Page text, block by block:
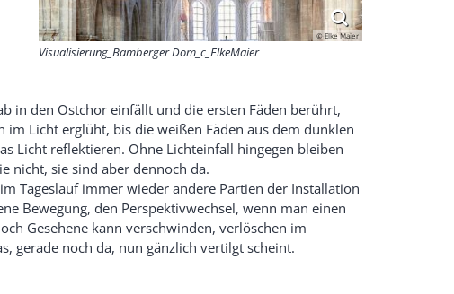
© Elke Maier
Visualisierung_Bamberger Dom_c_ElkeMaier
in den Ostchor einfällt und die ersten Fäden berührt,
Licht erglüht, bis die weißen Fäden aus dem dunklen
Licht reflektieren. Ohne Lichteinfall hingegen bleiben
nicht, sie sind aber dennoch da.
Tageslauf immer wieder andere Partien der Installation
Bewegung, den Perspektivwechsel, wenn man einen
Gesehene kann verschwinden, verlöschen im
gerade noch da, nun gänzlich vertilgt scheint.